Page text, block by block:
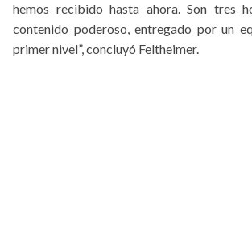
hemos recibido hasta ahora. Son tres
contenido poderoso, entregado por un
primer nivel”, concluyó Feltheimer.